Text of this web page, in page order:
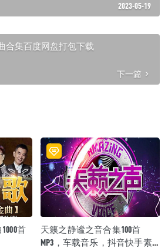
2023-05-19
合集百度网盘打包下载
下一篇
首
天籁之静谧之音合集100首
MP3，车载音乐，抖音快手素